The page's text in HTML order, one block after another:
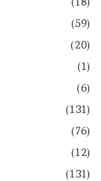
(59)
(20)
(1)
(6)
(131)
(76)
(12)
(131)